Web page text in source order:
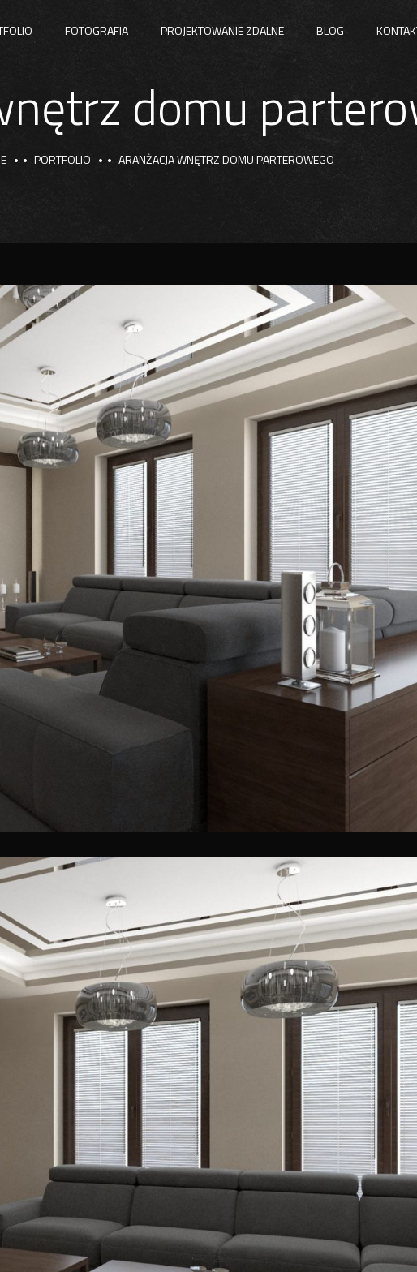
FOTOGRAFIA PROJEKTOWANIE ZDALNE BLOG
domu
PORTFOLIO ARANŻACJA WNĘTRZ DOMU PARTEROWEGO